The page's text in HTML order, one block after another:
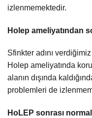
izlenmemektedir.
Holep ameliyatından
Sfinkter adını
Holep ameliyatında
alanın dışında
problemleri de
HoLEP sonrası